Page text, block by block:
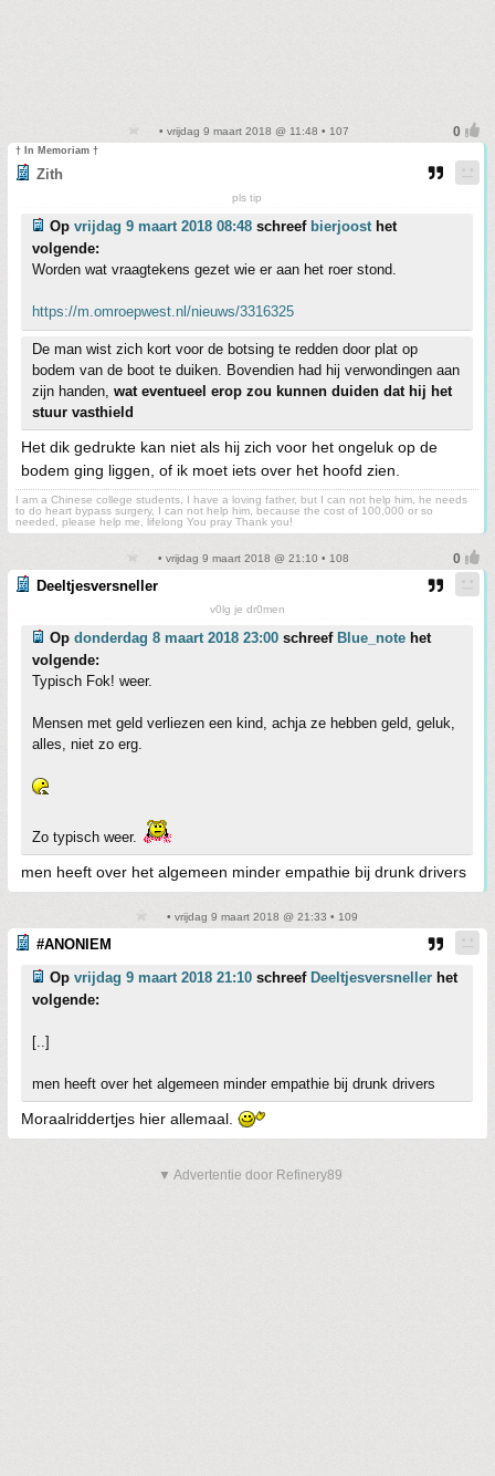
• vrijdag 9 maart 2018 @ 11:48 • 107
† In Memoriam †
Zith
pls tip
Op vrijdag 9 maart 2018 08:48 schreef bierjoosthet
volgende:
Worden wat vraagtekens gezet wie er aan het roer stond.
https://m.omroepwest.nl/nieuws/3316325
De man wist zich kort voor de botsing te redden door plat op
bodem van de boot te duiken. Bovendien had hij verwondingen aan
zijn handen, wat eventueel erop zou kunnen duiden dat hij het
stuur vasthield
Het dik gedrukte kan niet als hij zich voor het ongeluk op de
bodem ging liggen, of ik moet iets over het hoofd zien.
I am a Chinese college students, I have a loving father, but I can not help him, he needs
to do heart bypass surgery, I can not help him, because the cost of 100,000 or so
needed, please help me, lifelong You pray Thank you!
• vrijdag 9 maart 2018 @ 21:10 • 108
Deeltjesversneller
v0lg je dr0men
Op donderdag 8 maart 2018 23:00 schreef Blue_note het
volgende:
Typisch Fok! weer.
Mensen met geld verliezen een kind, achja ze hebben geld, geluk,
alles, niet zo erg.
Zo typisch weer.
men heeft over het algemeen minder empathie bij drunk drivers
• vrijdag 9 maart 2018 @ 21:33 • 109
#ANONIEM
Op vrijdag 9 maart 2018 21:10 schreef Deeltjesversneller het
volgende:
[..]
men heeft over het algemeen minder empathie bij drunk drivers
Moraalriddertjes hier allemaal.
▼ Advertentie door Refinery89